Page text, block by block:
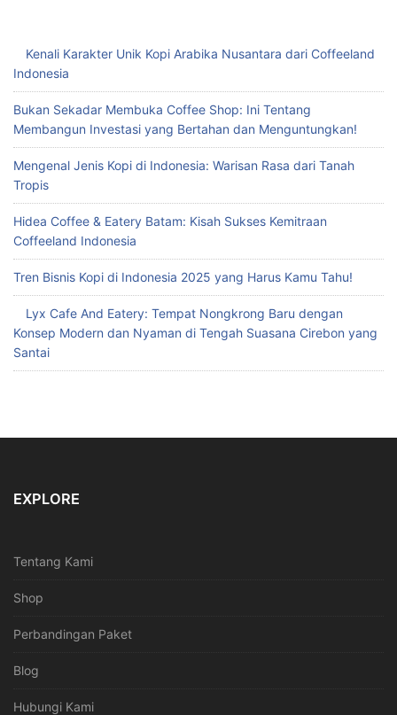
Kenali Karakter Unik Kopi Arabika Nusantara dari Coffeeland
Indonesia
Bukan Sekadar Membuka Coffee Shop: Ini Tentang
Membangun Investasi yang Bertahan dan Menguntungkan!
Mengenal Jenis Kopi di Indonesia: Warisan Rasa dari Tanah
Tropis
Hidea Coffee & Eatery Batam: Kisah Sukses Kemitraan
Coffeeland Indonesia
Tren Bisnis Kopi di Indonesia 2025 yang Harus Kamu Tahu!
Lyx Cafe And Eatery: Tempat Nongkrong Baru dengan
Konsep Modern dan Nyaman di Tengah Suasana Cirebon yang
Santai
EXPLORE
Tentang Kami
Shop
Perbandingan Paket
Blog
Hubungi Kami